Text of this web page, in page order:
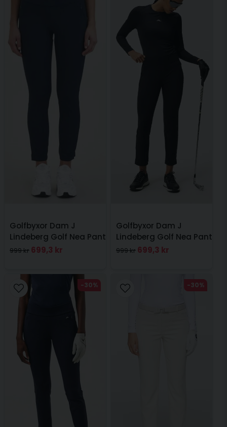
Golfbyxor Dam J
Lindeberg Golf Nea Pant
Navy
999 kr 699,3 kr
Golfbyxor Dam J
Lindeberg Golf Nea Pant
Svart
999 kr 699,3 kr
-30% -30%